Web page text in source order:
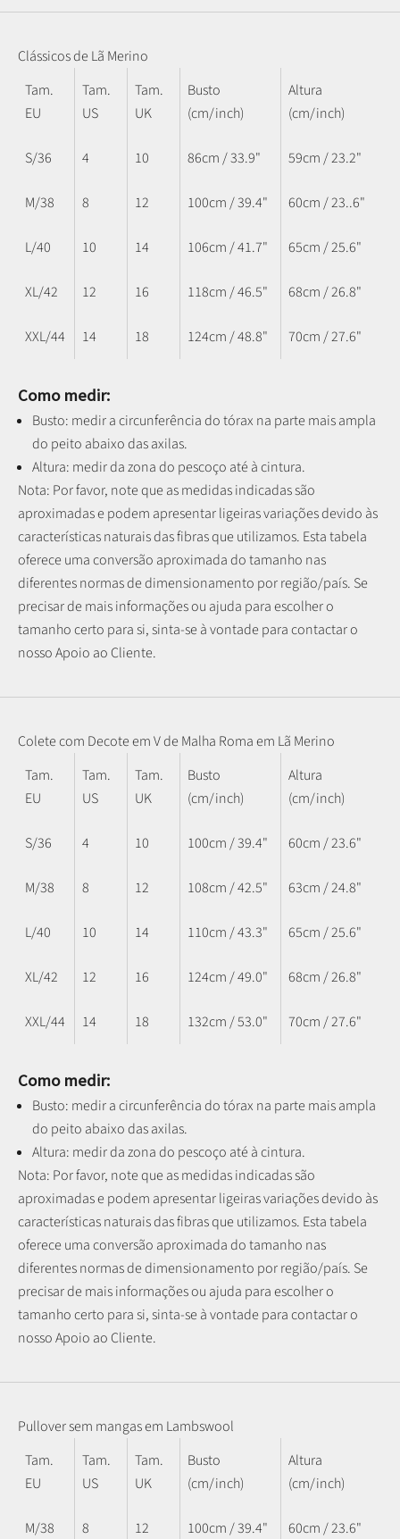
Clássicos de Lã Merino
Tam.
EU
Tam.
US
Tam.
UK
Busto
(cm/inch)
Altura
(cm/inch)
S/36 4 10 86cm / 33.9" 59cm / 23.2"
M/38 8 12 100cm / 39.4" 60cm / 23..6"
L/40 10 14 106cm / 41.7" 65cm / 25.6"
XL/42 12 16 118cm / 46.5" 68cm / 26.8"
XXL/44 14 18 124cm / 48.8" 70cm / 27.6"
Como medir:
Busto: medir a circunferência do tórax na parte mais ampla
do peito abaixo das axilas.
Altura: medir da zona do pescoço até à cintura.
Nota: Por favor, note que as medidas indicadas são
aproximadas e podem apresentar ligeiras variações devido às
características naturais das fibras que utilizamos. Esta tabela
oferece uma conversão aproximada do tamanho nas
diferentes normas de dimensionamento por região/país. Se
precisar de mais informações ou ajuda para escolher o
tamanho certo para si, sinta-se à vontade para contactar o
nosso Apoio ao Cliente.
Colete com Decote em V de Malha Roma em Lã Merino
Tam.
EU
Tam.
US
Tam.
UK
Busto
(cm/inch)
Altura
(cm/inch)
S/36 4 10 100cm / 39.4" 60cm / 23.6"
M/38 8 12 108cm / 42.5" 63cm / 24.8"
L/40 10 14 110cm / 43.3" 65cm / 25.6"
XL/42 12 16 124cm / 49.0" 68cm / 26.8"
XXL/44 14 18 132cm / 53.0" 70cm / 27.6"
Como medir:
Busto: medir a circunferência do tórax na parte mais ampla
do peito abaixo das axilas.
Altura: medir da zona do pescoço até à cintura.
Nota: Por favor, note que as medidas indicadas são
aproximadas e podem apresentar ligeiras variações devido às
características naturais das fibras que utilizamos. Esta tabela
oferece uma conversão aproximada do tamanho nas
diferentes normas de dimensionamento por região/país. Se
precisar de mais informações ou ajuda para escolher o
tamanho certo para si, sinta-se à vontade para contactar o
nosso Apoio ao Cliente.
Pullover sem mangas em Lambswool
Tam.
EU
Tam.
US
Tam.
UK
Busto
(cm/inch)
Altura
(cm/inch)
M/38 8 12 100cm / 39.4" 60cm / 23.6"